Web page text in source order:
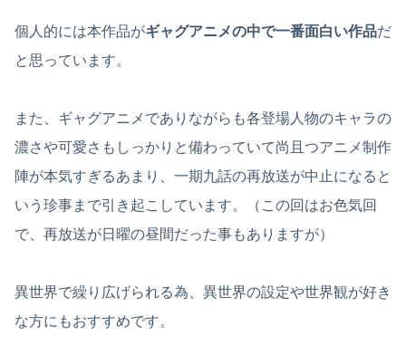
個人的には本作品がギャグアニメの中で一番面白い作品だ
と思っています。
また、ギャグアニメでありながらも各登場人物のキャラの
濃さや可愛さもしっかりと備わっていて尚且つアニメ制作
陣が本気すぎるあまり、一期九話の再放送が中止になると
いう珍事まで引き起こしています。（この回はお色気回
で、再放送が日曜の昼間だった事もありますが）
異世界で繰り広げられる為、異世界の設定や世界観が好き
な方にもおすすめです。